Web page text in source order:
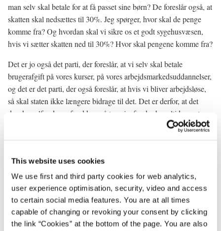
This website uses cookies
We use first and third party cookies for web analytics,
user experience optimisation, security, video and access
to certain social media features. You are at all times
capable of changing or revoking your consent by clicking
the link “Cookies” at the bottom of the page. You are also
man selv skal betale for at få passet sine børn? De foreslår også, at
skatten skal nedsættes til 30%. Jeg spørger, hvor skal de penge
komme fra? Og hvordan skal vi sikre os et godt sygehusvæsen,
hvis vi sætter skatten ned til 30%? Hvor skal pengene komme fra?
Det er jo også det parti, der foreslår, at vi selv skal betale
brugerafgift på vores kurser, på vores arbejdsmarkedsuddannelser,
og det er det parti, der også foreslår, at hvis vi bliver arbejdsløse,
så skal staten ikke længere bidrage til det. Det er derfor, at det
danske velfærdssamfund kan gå to veje, for der har altid været en
politisk diskussion mellem to veje. Den vej, hvor vi står sammen
for. Brugerbetalinger, privatiseringer og alt det der med at lokke
med 'mig selv' og 'mig selv' - det er ikke min holdning.
Og på samme måde ude i Europa kan det også gå to veje.
Danmark er et godt land, men Danmark skal også se i øjnene nu,
at vores afhængighed af de andre lande er så stor, at hvis der